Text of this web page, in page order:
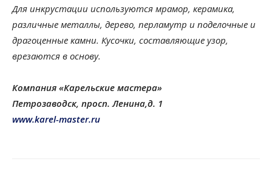
Для инкрустации используются мрамор, керамика,
различные металлы, дерево, перламутр и поделочные и
драгоценные камни. Кусочки, составляющие узор,
врезаются в основу.
Компания «Карельские мастера»
Петрозаводск, просп. Ленина,д. 1
www.karel-master.ru